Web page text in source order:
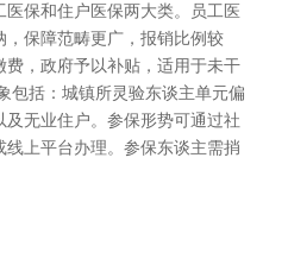
保和住户医保两大类。员工医
保障范畴更广，报销比例较
，政府予以补贴，适用于未干
包括：城镇所灵验东谈主单元偏
无业住户。参保形势可通过社
上平台办理。参保东谈主需捎